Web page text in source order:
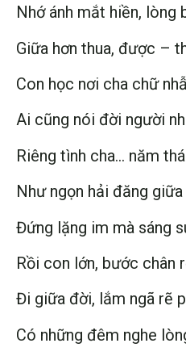
Nhớ ánh mắt hiền, lòng
Giữa hơn thua, được –
Con học nơi cha chữ
Ai cũng nói đời người
Riêng tình cha… năm
Như ngọn hải đăng
Đứng lặng im mà sáng
Rồi con lớn, bước chân
Đi giữa đời, lắm ngã rẽ
Có những đêm nghe